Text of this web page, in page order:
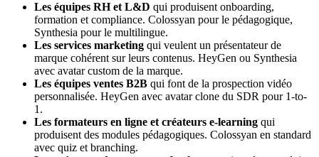
Les équipes RH et L&D qui produisent onboarding,
formation et compliance. Colossyan pour le pédagogique,
Synthesia pour le multilingue.
Les services marketing qui veulent un présentateur de
marque cohérent sur leurs contenus. HeyGen ou Synthesia
avec avatar custom de la marque.
Les équipes ventes B2B qui font de la prospection vidéo
personnalisée. HeyGen avec avatar clone du SDR pour 1-to-
1.
Les formateurs en ligne et créateurs e-learning qui
produisent des modules pédagogiques. Colossyan en standard
avec quiz et branching.